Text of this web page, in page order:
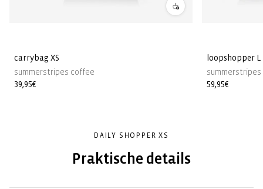
carrybag XS
summerstripes coffee
Normale
39,95€
loopshopper L
Normale
59,95€
DAILY SHOPPER XS
Praktische details